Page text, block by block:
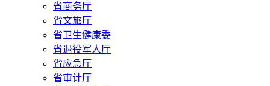
省商务厅
省文旅厅
省卫生健康委
省退役军人厅
省应急厅
省审计厅